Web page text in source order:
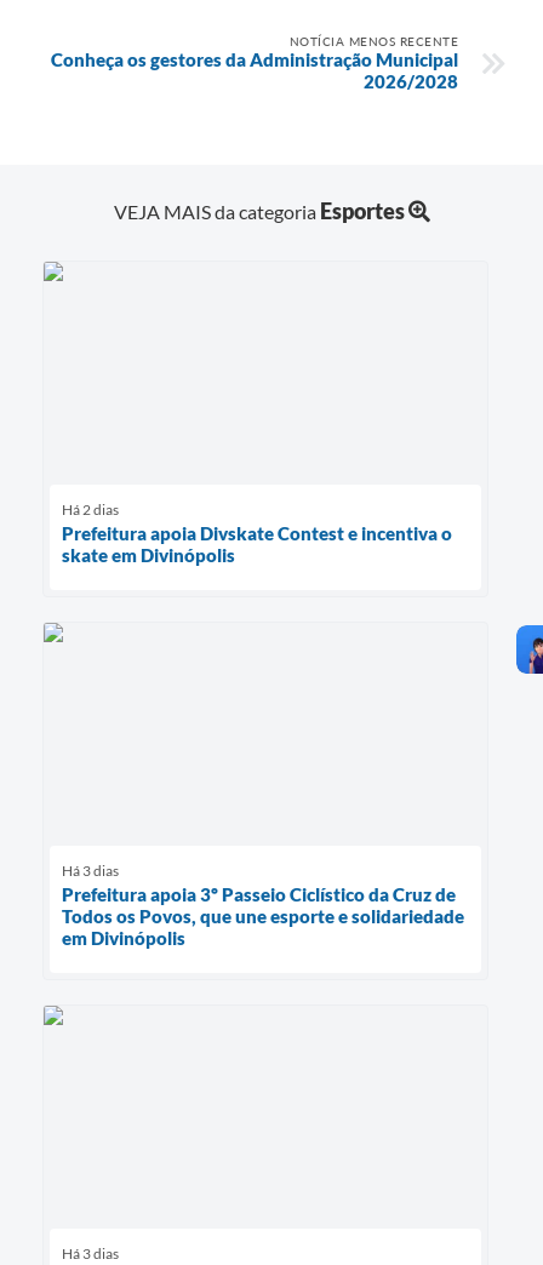
NOTÍCIA MENOS RECENTE
Conheça os gestores da Administração Municipal
2026/2028
VEJA MAIS da categoria Esportes
Há 2 dias
Prefeitura apoia Divskate Contest e incentiva o
skate em Divinópolis
Há 3 dias
Prefeitura apoia 3º Passeio Ciclístico da Cruz de
Todos os Povos, que une esporte e solidariedade
em Divinópolis
Há 3 dias